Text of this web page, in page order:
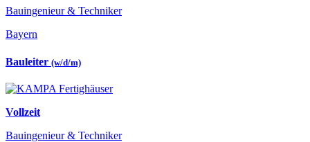
Bauingenieur & Techniker
Bayern
Bauleiter (w/d/m)
Vollzeit
Bauingenieur & Techniker